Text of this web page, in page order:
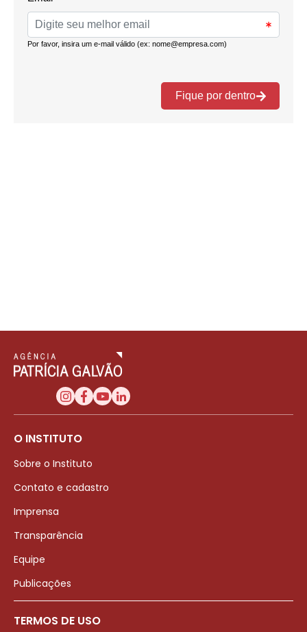
O INSTITUTO
Sobre o Instituto
Contato e cadastro
Imprensa
Transparência
Equipe
Publicações
TERMOS DE USO